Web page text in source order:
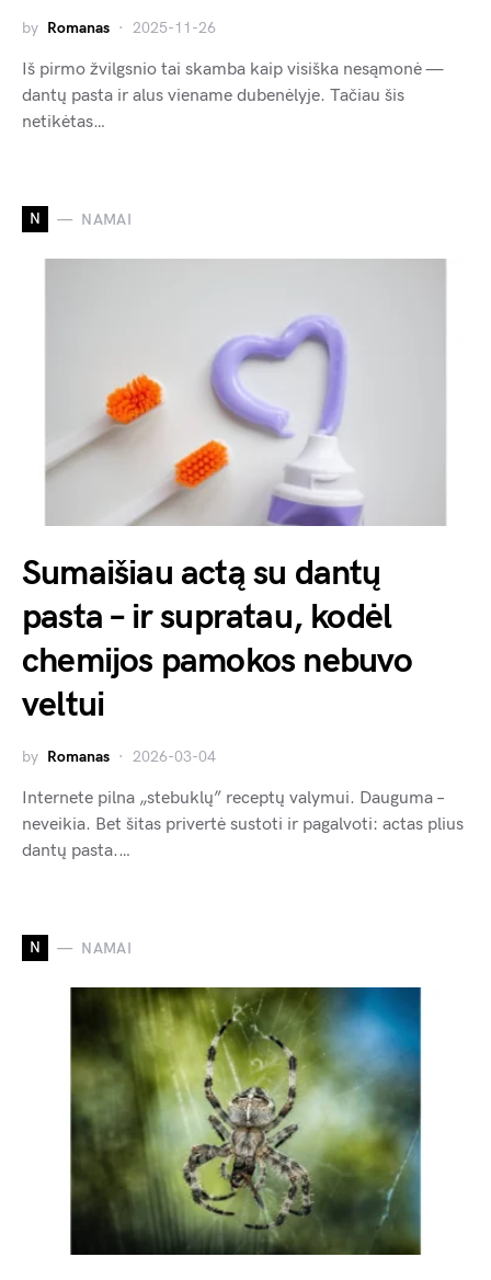
by Romanas 2025-11-26
Iš pirmo žvilgsnio tai skamba kaip visiška nesąmonė —
dantų pasta ir alus viename dubenėlyje. Tačiau šis
netikėtas…
N NAMAI
Sumaišiau actą su dantų
pasta – ir supratau, kodėl
chemijos pamokos nebuvo
veltui
by Romanas 2026-03-04
Internete pilna „stebuklų” receptų valymui. Dauguma –
neveikia. Bet šitas privertė sustoti ir pagalvoti: actas plius
dantų pasta.…
N NAMAI